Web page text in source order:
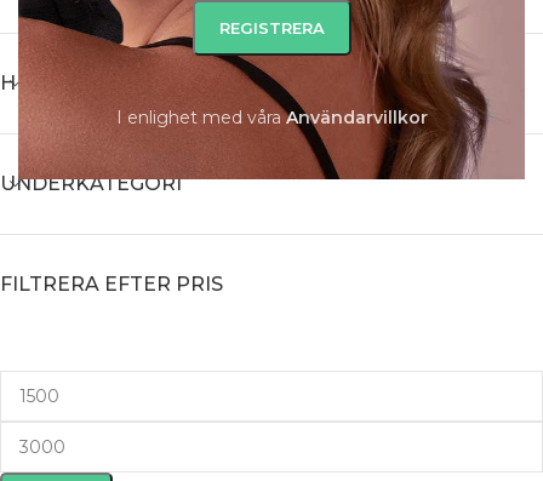
I enlighet med våraAnvändarvillkor
HUVUDKATEGORI
UNDERKATEGORI
FILTRERA EFTER PRIS